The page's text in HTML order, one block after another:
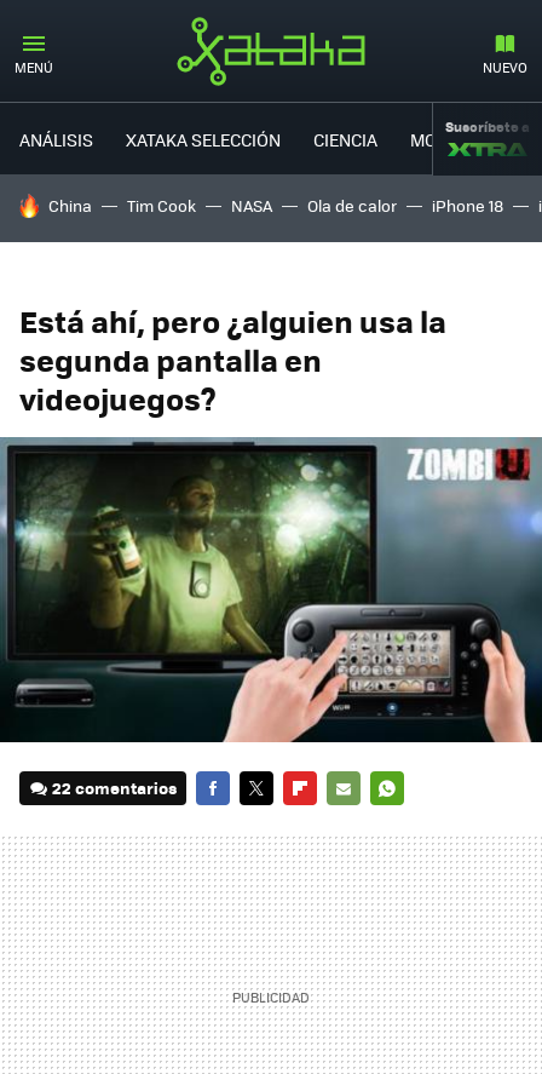
MENÚ NUEVO
ANÁLISIS XATAKA SELECCIÓN CIENCIA MOVILIDAD
Suscríbete a
HOY SE HABLA DE
China Tim Cook NASA Ola de calor iPhone 18
Está ahí, pero ¿alguien usa la
segunda pantalla en
videojuegos?
22 comentarios
MAIL